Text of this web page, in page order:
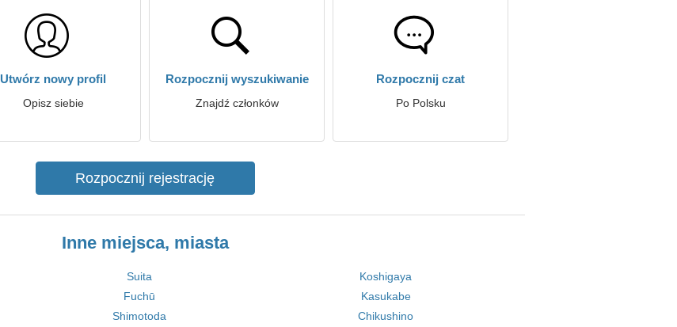
Utwórz nowy profil
Opisz siebie
Rozpocznij wyszukiwanie
Znajdź członków
Rozpocznij czat
Po Polsku
Rozpocznij rejestrację
Inne miejsca, miasta
Suita
Koshigaya
Fuchū
Kasukabe
Shimotoda Chikushino